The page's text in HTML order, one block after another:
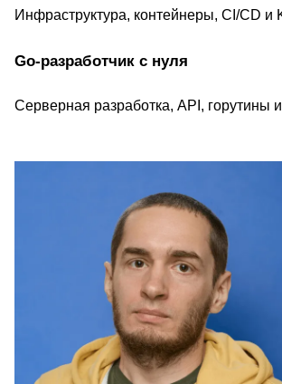
Инфраструктура, контейнеры, CI/CD и
Go-разработчик с нуля
Серверная разработка, API, горутины